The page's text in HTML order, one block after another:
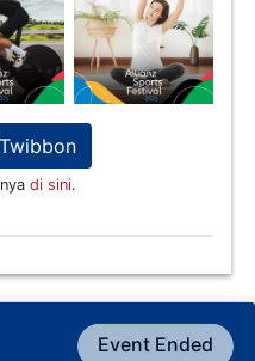
di sini.
Event Ended